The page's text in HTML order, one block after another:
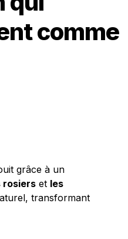
comme
grâce à un
rosiers et les
transformant